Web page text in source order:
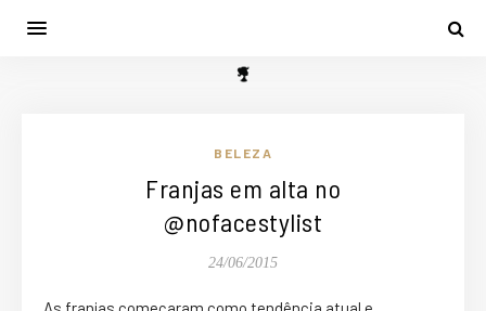
BELEZA
Franjas em alta no
@nofacestylist
24/06/2015